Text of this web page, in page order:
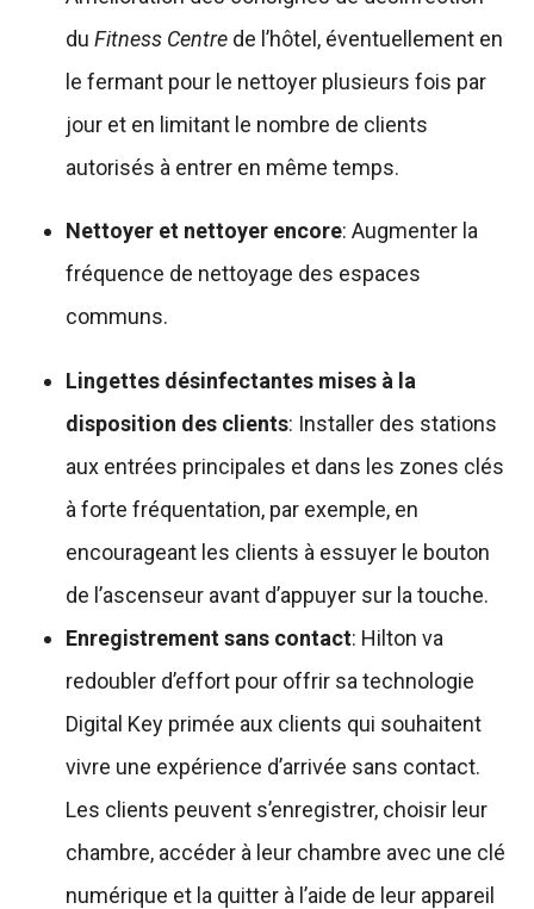
du Fitness Centre de l’hôtel, éventuellement en
le fermant pour le nettoyer plusieurs fois par
jour et en limitant le nombre de clients
autorisés à entrer en même temps.
Nettoyer et nettoyer encore: Augmenter la
fréquence de nettoyage des espaces
communs.
Lingettes désinfectantes mises à la
disposition des clients: Installer des stations
aux entrées principales et dans les zones clés
à forte fréquentation, par exemple, en
encourageant les clients à essuyer le bouton
de l’ascenseur avant d’appuyer sur la touche.
Enregistrement sans contact: Hilton va
redoubler d’effort pour offrir sa technologie
Digital Key primée aux clients qui souhaitent
vivre une expérience d’arrivée sans contact.
Les clients peuvent s’enregistrer, choisir leur
chambre, accéder à leur chambre avec une clé
numérique et la quitter à l’aide de leur appareil